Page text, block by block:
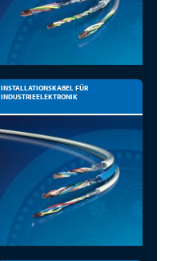
INSTALLATIONSKABEL FÜR
INDUSTRIEELEKTRONIK